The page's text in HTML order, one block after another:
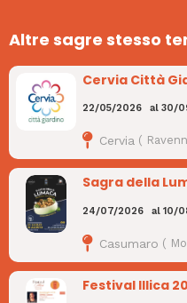
Altre sagre stesso
Cervia Città
22/05/2026 al 30/
Cervia (
Sagra della
24/07/2026 al 10/
Casumaro (
Festival Illica